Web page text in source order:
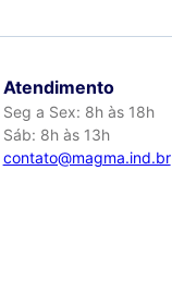
Atendimento
Seg a Sex: 8h às 18h
Sáb: 8h às 13h
contato@magma.ind.br